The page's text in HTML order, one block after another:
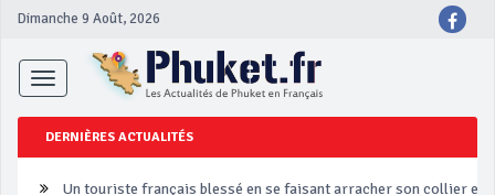
Dimanche 9 Août, 2026
Toggle
navigation
DERNIÈRES ACTUALITÉS
Un touriste français blessé en se faisant arracher son collier en